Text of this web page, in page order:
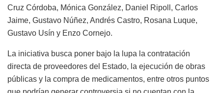
Cruz Córdoba, Mónica González, Daniel Ripoll, Carlos
Jaime, Gustavo Núñez, Andrés Castro, Rosana Luque,
Gustavo Usín y Enzo Cornejo.
La iniciativa busca poner bajo la lupa la contratación
directa de proveedores del Estado, la ejecución de obras
públicas y la compra de medicamentos, entre otros puntos